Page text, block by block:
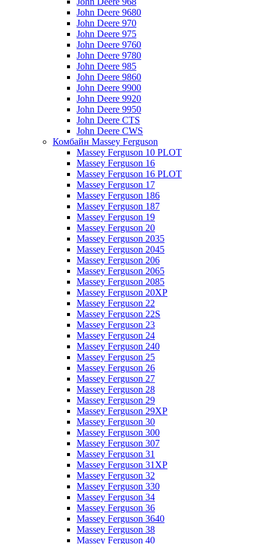
John Deere 9680
John Deere 970
John Deere 975
John Deere 9760
John Deere 9780
John Deere 985
John Deere 9860
John Deere 9900
John Deere 9920
John Deere 9950
John Deere CTS
John Deere CWS
Комбайн Massey Ferguson
Massey Ferguson 10 PLOT
Massey Ferguson 16
Massey Ferguson 16 PLOT
Massey Ferguson 17
Massey Ferguson 186
Massey Ferguson 187
Massey Ferguson 19
Massey Ferguson 20
Massey Ferguson 2035
Massey Ferguson 2045
Massey Ferguson 206
Massey Ferguson 2065
Massey Ferguson 2085
Massey Ferguson 20XP
Massey Ferguson 22
Massey Ferguson 22S
Massey Ferguson 23
Massey Ferguson 24
Massey Ferguson 240
Massey Ferguson 25
Massey Ferguson 26
Massey Ferguson 27
Massey Ferguson 28
Massey Ferguson 29
Massey Ferguson 29XP
Massey Ferguson 30
Massey Ferguson 300
Massey Ferguson 307
Massey Ferguson 31
Massey Ferguson 31XP
Massey Ferguson 32
Massey Ferguson 330
Massey Ferguson 34
Massey Ferguson 36
Massey Ferguson 3640
Massey Ferguson 38
Massey Ferguson 40